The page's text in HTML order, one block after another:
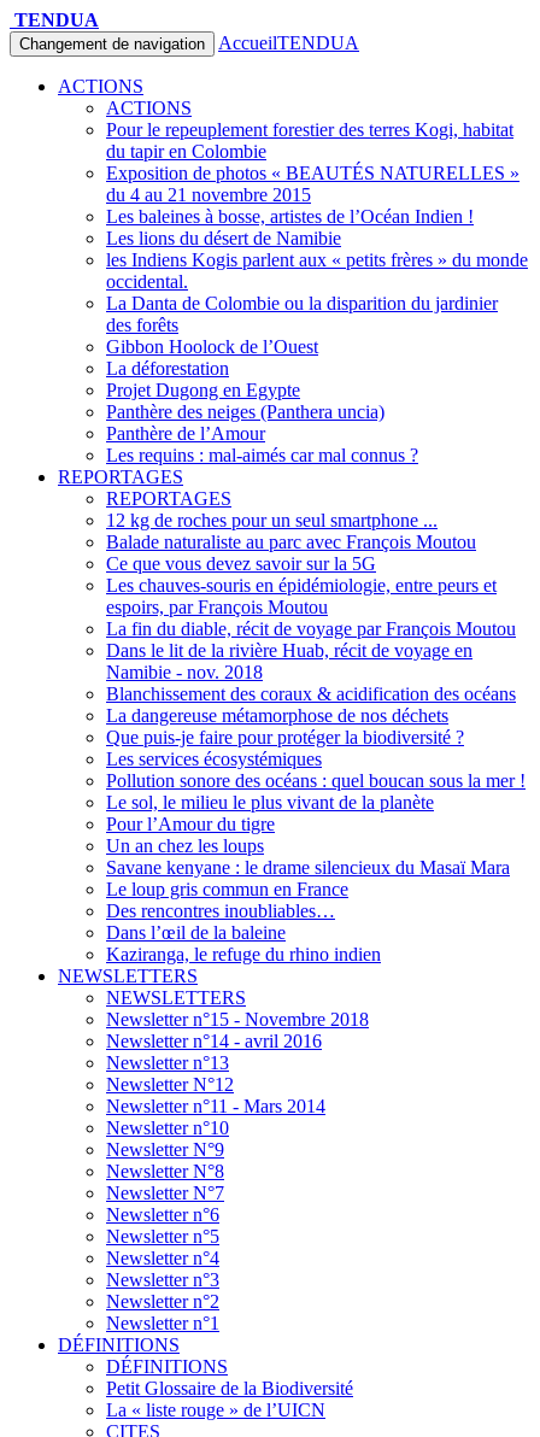
TENDUA
Changement de navigation AccueilTENDUA
ACTIONS
ACTIONS
Pour le repeuplement forestier des terres Kogi, habitat
du tapir en Colombie
Exposition de photos « BEAUTÉS NATURELLES »
du 4 au 21 novembre 2015
Les baleines à bosse, artistes de l’Océan Indien !
Les lions du désert de Namibie
les Indiens Kogis parlent aux « petits frères » du monde
occidental.
La Danta de Colombie ou la disparition du jardinier
des forêts
Gibbon Hoolock de l’Ouest
La déforestation
Projet Dugong en Egypte
Panthère des neiges (Panthera uncia)
Panthère de l’Amour
Les requins : mal-aimés car mal connus ?
REPORTAGES
REPORTAGES
12 kg de roches pour un seul smartphone ...
Balade naturaliste au parc avec François Moutou
Ce que vous devez savoir sur la 5G
Les chauves-souris en épidémiologie, entre peurs et
espoirs, par François Moutou
La fin du diable, récit de voyage par François Moutou
Dans le lit de la rivière Huab, récit de voyage en
Namibie - nov. 2018
Blanchissement des coraux & acidification des océans
La dangereuse métamorphose de nos déchets
Que puis-je faire pour protéger la biodiversité ?
Les services écosystémiques
Pollution sonore des océans : quel boucan sous la mer !
Le sol, le milieu le plus vivant de la planète
Pour l’Amour du tigre
Un an chez les loups
Savane kenyane : le drame silencieux du Masaï Mara
Le loup gris commun en France
Des rencontres inoubliables…
Dans l’œil de la baleine
Kaziranga, le refuge du rhino indien
NEWSLETTERS
NEWSLETTERS
Newsletter n°15 - Novembre 2018
Newsletter n°14 - avril 2016
Newsletter n°13
Newsletter N°12
Newsletter n°11 - Mars 2014
Newsletter n°10
Newsletter N°9
Newsletter N°8
Newsletter N°7
Newsletter n°6
Newsletter n°5
Newsletter n°4
Newsletter n°3
Newsletter n°2
Newsletter n°1
DÉFINITIONS
DÉFINITIONS
Petit Glossaire de la Biodiversité
La « liste rouge » de l’UICN
CITES